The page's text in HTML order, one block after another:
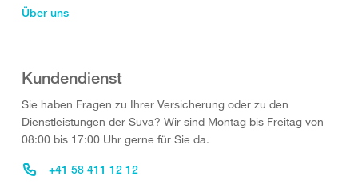
Über uns
Kundendienst
Sie haben Fragen zu Ihrer Versicherung oder zu den
Dienstleistungen der Suva? Wir sind Montag bis Freitag von
08:00 bis 17:00 Uhr gerne für Sie da.
+41 58 411 12 12